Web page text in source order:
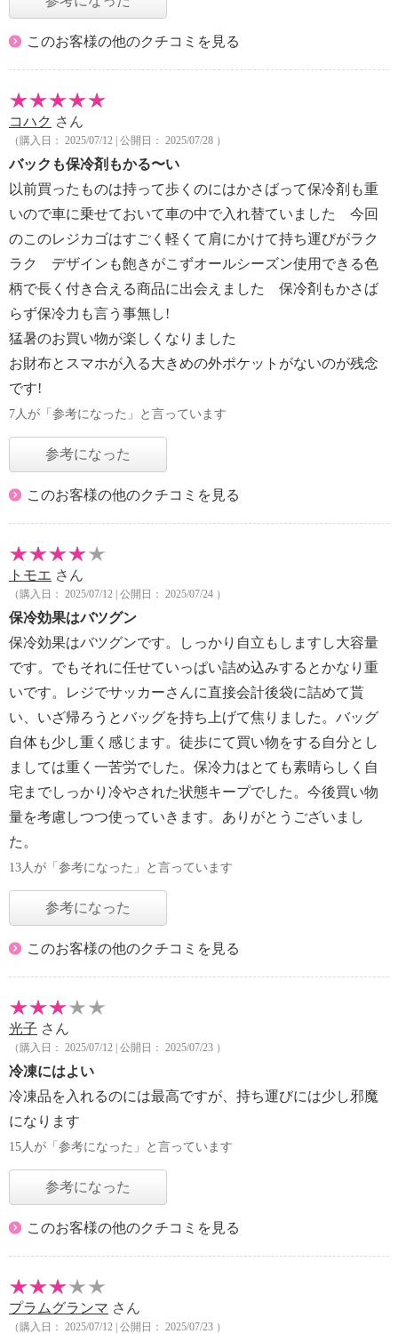
このお客様の他のクチコミを見る
コハク さん
（購入日： 2025/07/12 | 公開日： 2025/07/28 ）
バックも保冷剤もかる〜い
以前買ったものは持って歩くのにはかさばって保冷剤も重
いので車に乗せておいて車の中で入れ替ていました 今回
のこのレジカゴはすごく軽くて肩にかけて持ち運びがラク
ラク デザインも飽きがこずオールシーズン使用できる色
柄で長く付き合える商品に出会えました 保冷剤もかさば
らず保冷力も言う事無し!
猛暑のお買い物が楽しくなりました
お財布とスマホが入る大きめの外ポケットがないのが残念
です!
7人が「参考になった」と言っています
参考になった
このお客様の他のクチコミを見る
トモエ さん
（購入日： 2025/07/12 | 公開日： 2025/07/24 ）
保冷効果はバツグン
保冷効果はバツグンです。しっかり自立もしますし大容量
です。でもそれに任せていっぱい詰め込みするとかなり重
いです。レジでサッカーさんに直接会計後袋に詰めて貰
い、いざ帰ろうとバッグを持ち上げて焦りました。バッグ
自体も少し重く感じます。徒歩にて買い物をする自分とし
ましては重く一苦労でした。保冷力はとても素晴らしく自
宅までしっかり冷やされた状態キープでした。今後買い物
量を考慮しつつ使っていきます。ありがとうございまし
た。
13人が「参考になった」と言っています
参考になった
このお客様の他のクチコミを見る
光子 さん
（購入日： 2025/07/12 | 公開日： 2025/07/23 ）
冷凍にはよい
冷凍品を入れるのには最高ですが、持ち運びには少し邪魔
になります
15人が「参考になった」と言っています
参考になった
このお客様の他のクチコミを見る
プラムグランマ さん
（購入日： 2025/07/12 | 公開日： 2025/07/23 ）